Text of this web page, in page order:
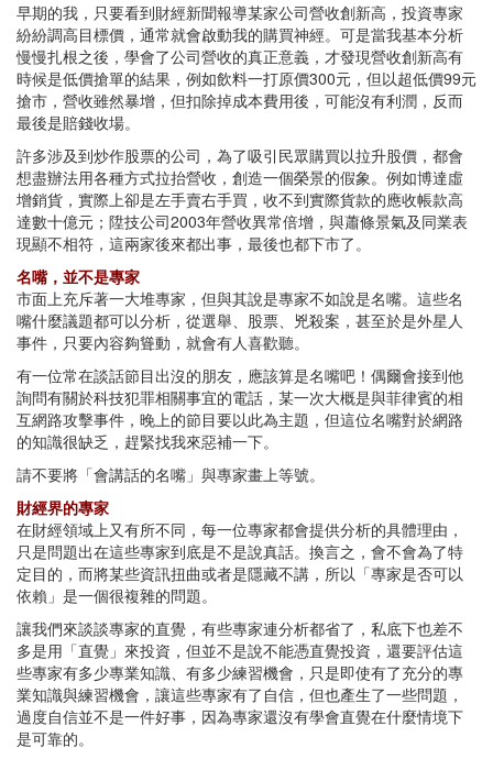
早期的我，只要看到財經新聞報導某家公司營收創新高，投資專家
紛紛調高目標價，通常就會啟動我的購買神經。可是當我基本分析
慢慢扎根之後，學會了公司營收的真正意義，才發現營收創新高有
時候是低價搶單的結果，例如飲料一打原價300元，但以超低價99元
搶市，營收雖然暴增，但扣除掉成本費用後，可能沒有利潤，反而
最後是賠錢收場。
許多涉及到炒作股票的公司，為了吸引民眾購買以拉升股價，都會
想盡辦法用各種方式拉抬營收，創造一個榮景的假象。例如博達虛
增銷貨，實際上卻是左手賣右手買，收不到實際貨款的應收帳款高
達數十億元；陞技公司2003年營收異常倍增，與蕭條景氣及同業表
現顯不相符，這兩家後來都出事，最後也都下市了。
名嘴，並不是專家
市面上充斥著一大堆專家，但與其說是專家不如說是名嘴。這些名
嘴什麼議題都可以分析，從選舉、股票、兇殺案，甚至於是外星人
事件，只要內容夠聳動，就會有人喜歡聽。
有一位常在談話節目出沒的朋友，應該算是名嘴吧！偶爾會接到他
詢問有關於科技犯罪相關事宜的電話，某一次大概是與菲律賓的相
互網路攻擊事件，晚上的節目要以此為主題，但這位名嘴對於網路
的知識很缺乏，趕緊找我來惡補一下。
請不要將「會講話的名嘴」與專家畫上等號。
財經界的專家
在財經領域上又有所不同，每一位專家都會提供分析的具體理由，
只是問題出在這些專家到底是不是說真話。換言之，會不會為了特
定目的，而將某些資訊扭曲或者是隱藏不講，所以「專家是否可以
依賴」是一個很複雜的問題。
讓我們來談談專家的直覺，有些專家連分析都省了，私底下也差不
多是用「直覺」來投資，但並不是說不能憑直覺投資，還要評估這
些專家有多少專業知識、有多少練習機會，只是即使有了充分的專
業知識與練習機會，讓這些專家有了自信，但也產生了一些問題，
過度自信並不是一件好事，因為專家還沒有學會直覺在什麼情境下
是可靠的。